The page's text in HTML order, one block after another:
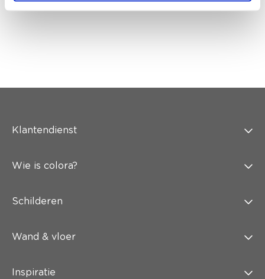
Klantendienst
Wie is colora?
Schilderen
Wand & vloer
Inspiratie